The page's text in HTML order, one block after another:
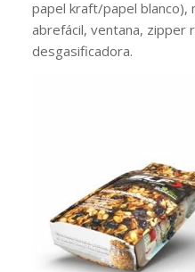
papel kraft/papel blanco),
abrefácil, ventana, zipper
desgasificadora.